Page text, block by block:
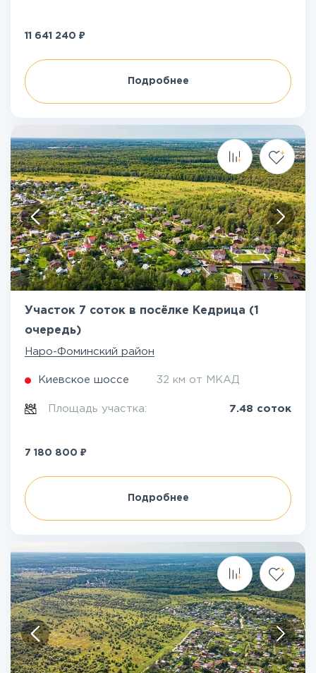
11 641 240 ₽
Подробнее
1/5
Участок 7 соток в посёлке Кедрица (1
очередь)
Наро-Фоминский район
Киевское шоссе 32 км от МКАД
Площадь участка: 7.48 соток
7 180 800 ₽
Подробнее